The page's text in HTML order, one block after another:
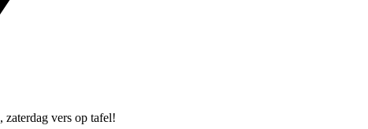
, zaterdag vers op tafel!